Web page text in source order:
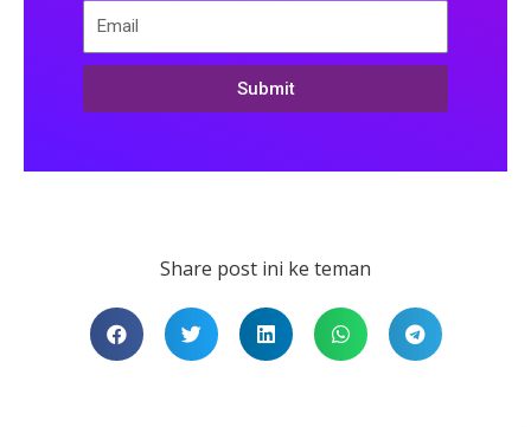
Submit
Share post ini ke teman